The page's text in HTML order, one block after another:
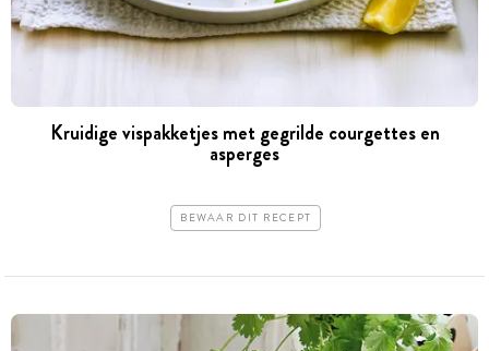
Kruidige vispakketjes met gegrilde courgettes en
asperges
BEWAAR DIT RECEPT